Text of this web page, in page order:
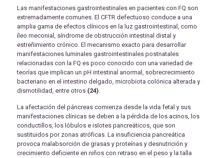
Las manifestaciones gastrointestinales en pacientes con FQ son
extremadamente comunes. El CFTR defectuoso conduce a una
amplia gama de efectos clínicos en la luz gastrointestinal, como
íleo meconial, síndrome de obstrucción intestinal distal y
estreñimiento crónico. El mecanismo exacto para desarrollar
manifestaciones luminales gastrointestinales postnatales
relacionadas con la FQ es poco conocido con una variedad de
teorías que implican un pH intestinal anormal, sobrecrecimiento
bacteriano en el intestino delgado, microbiota colónica alterada y
dismotilidad, entre otros (24).
La afectación del páncreas comienza desde la vida fetal y sus
manifestaciones clínicas se deben a la pérdida de los acinos, los
conductillos, los lóbulos e islotes pancreáticos, que son
sustituidos por zonas atróficas. La insuficiencia pancreática
provoca malabsorción de grasas y proteínas y desnutrición y
crecimiento deficiente en niños con retraso en el peso y la talla